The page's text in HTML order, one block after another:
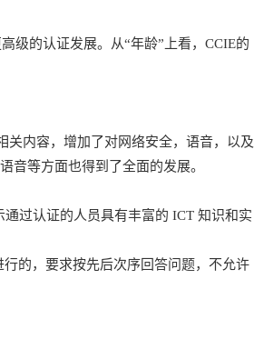
的认证发展。从“年龄”上看，CCIE的
内容，增加了对网络安全，语音，以及
音等方面也得到了全面的发展。
过认证的人员具有丰富的 ICT 知识和实
的，要求按先后次序回答问题，不允许